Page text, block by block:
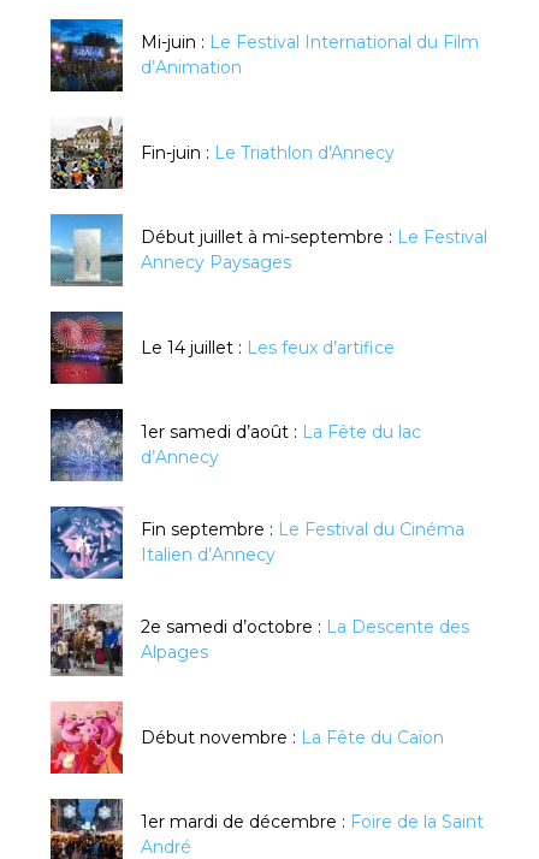
Mi-juin : Le Festival International du Film
d’Animation
Fin-juin : Le Triathlon d'Annecy
Début juillet à mi-septembre : Le Festival
Annecy Paysages
Le 14 juillet : Les feux d’artifice
1er samedi d’août : La Fête du lac
d’Annecy
Fin septembre : Le Festival du Cinéma
Italien d’Annecy
2e samedi d’octobre : La Descente des
Alpages
Début novembre : La Fête du Caïon
1er mardi de décembre : Foire de la Saint
André